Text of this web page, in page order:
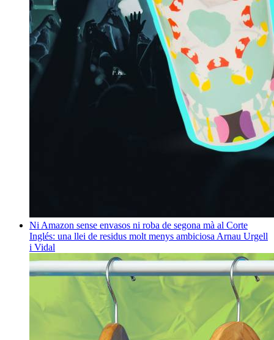
Ni Amazon sense envasos ni roba de segona mà al Corte
Inglés: una llei de residus molt menys ambiciosa Arnau Urgell
i Vidal